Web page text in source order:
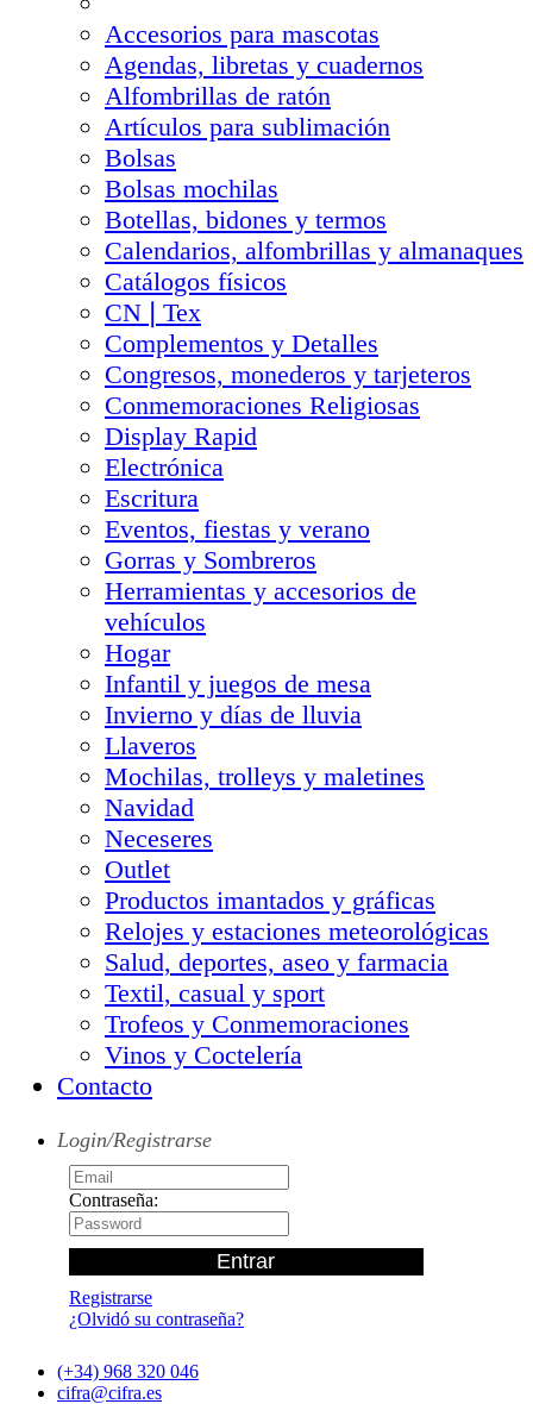
Accesorios para mascotas
Agendas, libretas y cuadernos
Alfombrillas de ratón
Artículos para sublimación
Bolsas
Bolsas mochilas
Botellas, bidones y termos
Calendarios, alfombrillas y almanaques
Catálogos físicos
CN❘Tex
Complementos y Detalles
Congresos, monederos y tarjeteros
Conmemoraciones Religiosas
Display Rapid
Electrónica
Escritura
Eventos, fiestas y verano
Gorras y Sombreros
Herramientas y accesorios de
vehículos
Hogar
Infantil y juegos de mesa
Invierno y días de lluvia
Llaveros
Mochilas, trolleys y maletines
Navidad
Neceseres
Outlet
Productos imantados y gráficas
Relojes y estaciones meteorológicas
Salud, deportes, aseo y farmacia
Textil, casual y sport
Trofeos y Conmemoraciones
Vinos y Coctelería
Contacto
Login/Registrarse
Contraseña:
Registrarse
¿Olvidó su contraseña?
(+34) 968 320 046
cifra@cifra.es